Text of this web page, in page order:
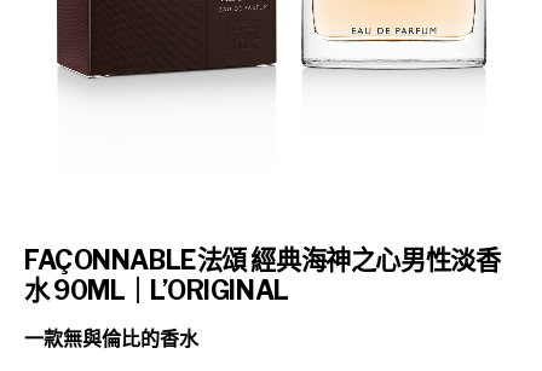
FAÇONNABLE法頌 經典海神之心男性淡香
水 90ML｜L’ORIGINAL
一款無與倫比的香水